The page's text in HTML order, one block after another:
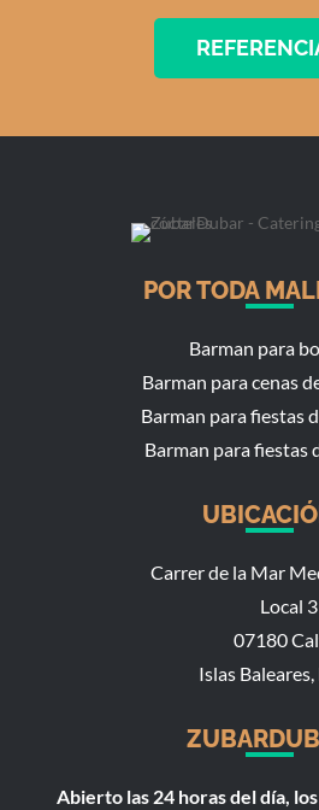
POR TODA
Barman para
Barman para cenas
Barman para fiestas
Barman para fiestas
Carrer de la Mar
Local 3
07180
Islas
Abierto las 24 horas del día,